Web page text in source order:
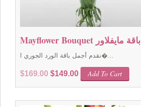
Mayflower Bouquet باقة مايفلاور
نقدم أجمل باقة الورد الجوري ا�...
$169.00 Original
$169.00.
$149.00Current
price
$149.00.
Add To Cart